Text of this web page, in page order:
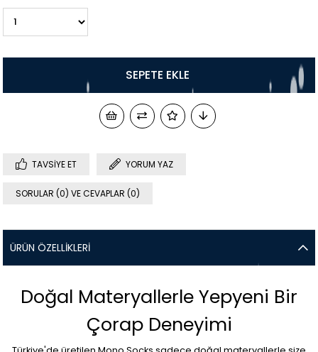
TAVSIYE ET YORUM YAZ
SORULAR (0) VE CEVAPLAR (0)
ÜRÜN ÖZELLIKLERI
Doğal Materyallerle Yepyeni Bir
Çorap Deneyimi